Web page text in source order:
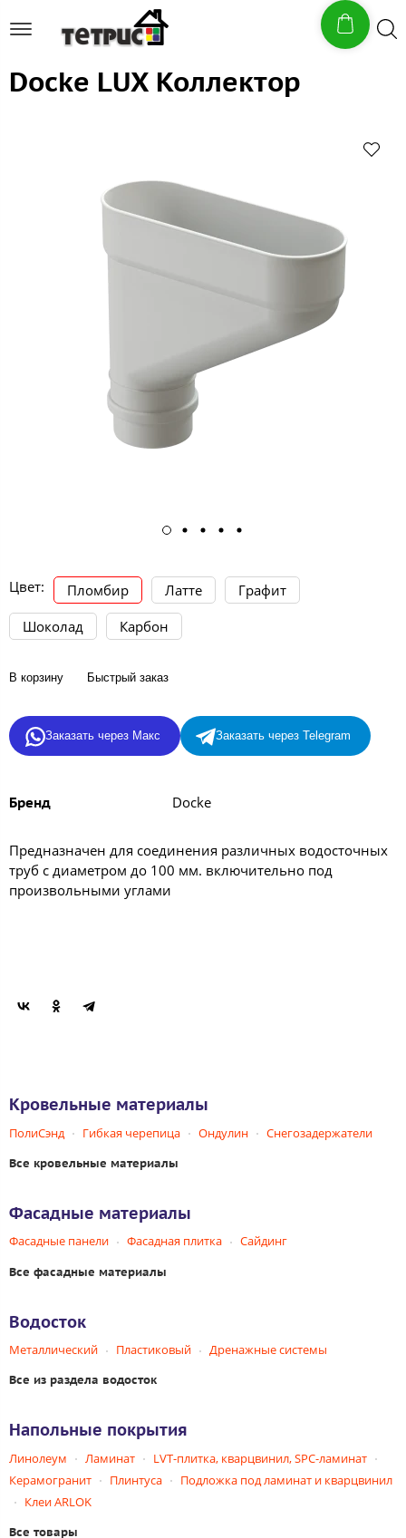
Docke LUX Коллектор
Цвет: Пломбир Латте
Графит
Шоколад
Карбон
В корзину Быстрый заказ
Заказать через Макс Заказать через Telegram
Бренд Docke
Предназначен для соединения различных водосточных
труб с диаметром до 100 мм. включительно под
произвольными углами
Кровельные материалы
ПолиСэнд Гибкая черепица Ондулин Снегозадержатели
Все кровельные материалы
Фасадные материалы
Фасадные панели Фасадная плитка Сайдинг
Все фасадные материалы
Водосток
Металлический Пластиковый Дренажные системы
Все из раздела водосток
Напольные покрытия
Линолеум Ламинат
LVT-плитка, кварцвинил, SPC-ламинат
Керамогранит
Плинтуса
Подложка под ламинат и кварцвинил
Клеи ARLOK
Все товары